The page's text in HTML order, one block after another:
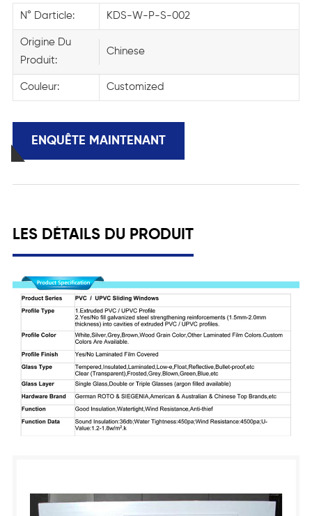
N° Darticle: KDS-W-P-S-002
Origine Du
Produit:
Chinese
Couleur: Customized
ENQUÊTE MAINTENANT
LES DÉTAILS DU PRODUIT